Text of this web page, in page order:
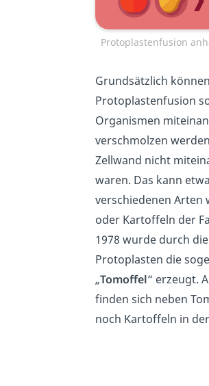
Protoplastenfusion
Grundsätzlich
Protoplastenfusion
Organismen
verschmolzen
Zellwand nicht
waren. Das kann
verschiedenen Arten
oder Kartoffeln der
1978 wurde durch
Protoplasten die
„Tomoffel“ erzeugt.
finden sich neben
noch Kartoffeln in